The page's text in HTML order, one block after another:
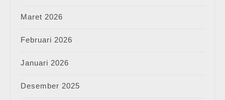
Maret 2026
Februari 2026
Januari 2026
Desember 2025